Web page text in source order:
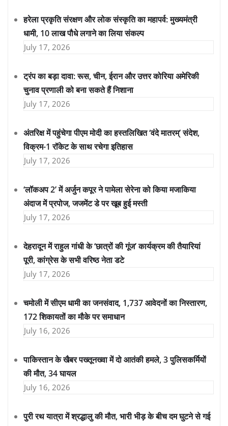
हरेला प्रकृति संरक्षण और लोक संस्कृति का महापर्व: मुख्यमंत्री
धामी, 10 लाख पौधे लगाने का लिया संकल्प
July 17, 2026
ट्रंप का बड़ा दावा: रूस, चीन, ईरान और उत्तर कोरिया अमेरिकी
चुनाव प्रणाली को बना सकते हैं निशाना
July 17, 2026
अंतरिक्ष में पहुंचेगा पीएम मोदी का हस्तलिखित ‘वंदे मातरम्’ संदेश,
विक्रम-1 रॉकेट के साथ रचेगा इतिहास
July 17, 2026
‘लॉकअप 2’ में अर्जुन कपूर ने पामेला सेरेना को किया मजाकिया
अंदाज में प्रपोज, जजमेंट डे पर खूब हुई मस्ती
July 17, 2026
देहरादून में राहुल गांधी के ‘छात्रों की गूंज’ कार्यक्रम की तैयारियां
पूरी, कांग्रेस के सभी वरिष्ठ नेता डटे
July 17, 2026
चमोली में सीएम धामी का जनसंवाद, 1,737 आवेदनों का निस्तारण,
172 शिकायतों का मौके पर समाधान
July 16, 2026
पाकिस्तान के खैबर पख्तूनख्वा में दो आतंकी हमले, 3 पुलिसकर्मियों
की मौत, 34 घायल
July 16, 2026
पुरी रथ यात्रा में श्रद्धालु की मौत, भारी भीड़ के बीच दम घुटने से गई